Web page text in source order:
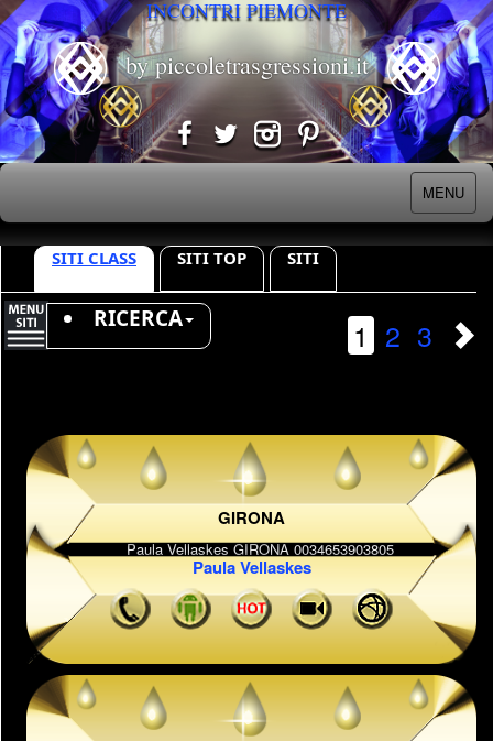
INCONTRI PIEMONTE
by piccoletrasgressioni.it
MENU
SITI CLASS SITI TOP SITI
RICERCA 1 2 3
GIRONA
Paula Vellaskes